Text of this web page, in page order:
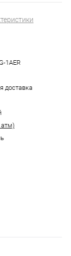
1AER
доставка
атм)